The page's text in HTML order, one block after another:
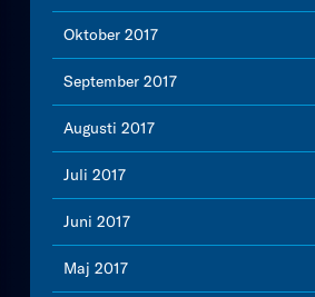
Oktober 2017
September 2017
Augusti 2017
Juli 2017
Juni 2017
Maj 2017